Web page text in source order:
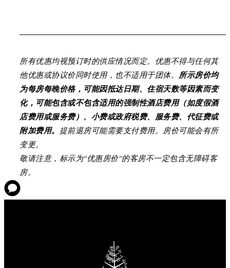
所有优惠均视预订时的供应情况而定。优惠不得与任何其
他优惠或协议价同时使用，也不适用于团体。 所示房价均
为每房每晚价格，可能因抵达日期、住宿天数等因素而变
化，可能包含或不包含适用的强制性酒店费用（如度假酒
店费用或服务费）、小费或政府税费、服务费、代征费或
附加费用。 提前退房可能需要支付费用。房价可能会有所
变更。
敬请注意，标示为“优惠房价”的客房不一定包含无障碍客
房。